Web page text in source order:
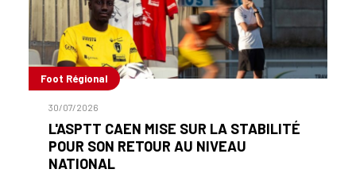
Foot Régional
30/07/2026
L'ASPTT CAEN MISE SUR LA STABILITÉ
POUR SON RETOUR AU NIVEAU
NATIONAL